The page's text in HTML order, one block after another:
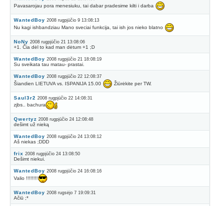
Pavasarojau pora menesiuku, tai dabar pradesime kilti i darba
WantedBoy 2008 rugpjūčio 9 13:08:13
Nu kagi ishbandziau Mano sveciai funkcija, tai ish jos nieko blatno
NoNy 2008 rugpjūčio 21 13:08:06
+1. Čia dėl to kad man dėtum +1 ;D
WantedBoy 2008 rugpjūčio 21 18:08:19
Su sveikata tau matau- prastai.
WantedBoy 2008 rugpjūčio 22 12:08:37
Šiandien LIETUVA vs. ISPANIJA 15.00 Žiūrėkite per TW.
Saul3r2 2008 rugpjūčio 22 14:08:31
zjbs.. bachura
Qwertyz 2008 rugpjūčio 24 12:08:48
dešimt už nieką
WantedBoy 2008 rugpjūčio 24 13:08:12
Aš niekas ;DDD
frix 2008 rugpjūčio 24 13:08:50
Dešimt niekui.
WantedBoy 2008 rugpjūčio 24 16:08:16
Valio !!!!!!!!
WantedBoy 2008 rugsėjo 7 19:09:31
Ačiū ;*